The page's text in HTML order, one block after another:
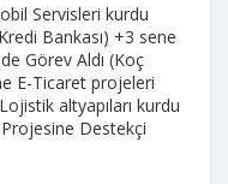
Servisleri kurdu
Bankası) +3 sene
Görev Aldı (Koç
E-Ticaret projeleri
altyapıları kurdu
Destekçi